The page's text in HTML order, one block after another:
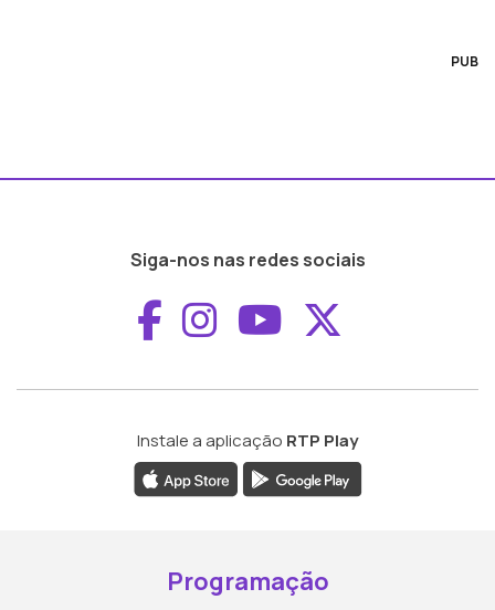
PUB
Siga-nos nas redes sociais
Aceder ao
Aceder ao
Aceder ao
Instale a aplicação RTP Play
Programação